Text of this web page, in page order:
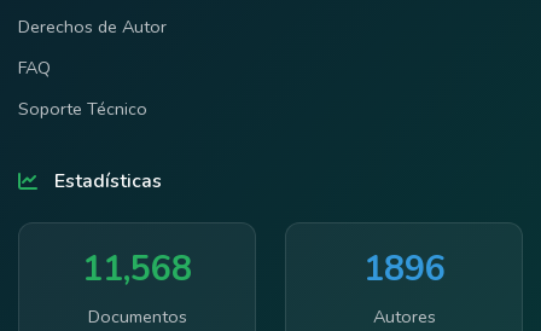
Derechos de Autor
FAQ
Soporte Técnico
Estadísticas
11,568
Documentos
1896
Autores